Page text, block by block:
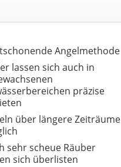
Angelmethode
lassen sich auch in
präzise
über längere Zeiträume
sehr scheue Räuber
sich überlisten